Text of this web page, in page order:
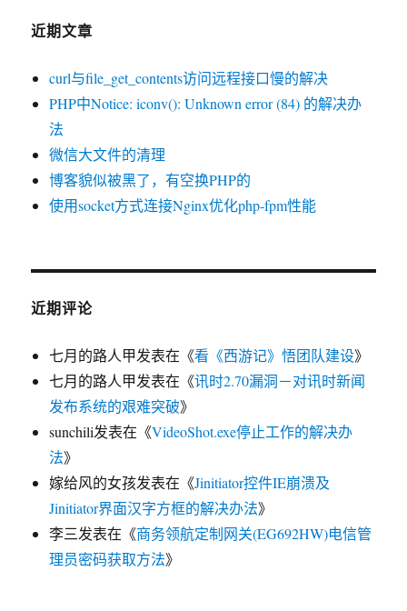
近期文章
curl与file_get_contents访问远程接口慢的解决
PHP中Notice: iconv(): Unknown error (84) 的解决办
法
微信大文件的清理
博客貌似被黑了，有空换PHP的
使用socket方式连接Nginx优化php-fpm性能
近期评论
七月的路人甲发表在《看《西游记》悟团队建设》
七月的路人甲发表在《讯时2.70漏洞－对讯时新闻
发布系统的艰难突破》
sunchili发表在《VideoShot.exe停止工作的解决办
法》
嫁给风的女孩发表在《Jinitiator控件IE崩溃及
Jinitiator界面汉字方框的解决办法》
李三发表在《商务领航定制网关(EG692HW)电信管
理员密码获取方法》